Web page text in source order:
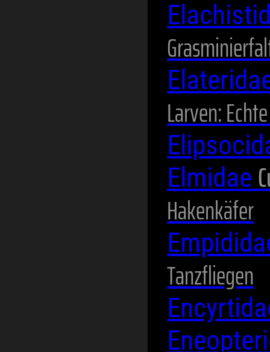
Larven:
Elmidae
Hakenkäfer
Tanzfliegen